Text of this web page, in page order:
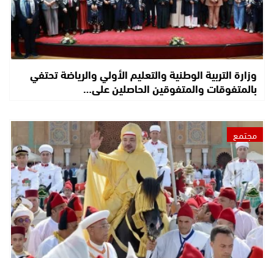
وزارة التربية الوطنية والتعليم الأولي والرياضة تحتفي
بالمتفوقات والمتفوقين الحاصلين على…
مجتمع